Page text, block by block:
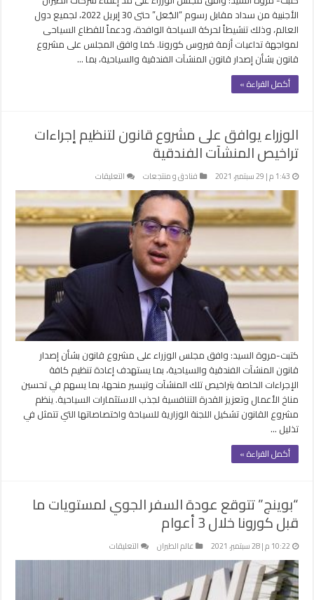
أبريل
مغلقة
الأجنبية من سداد مقابل رسوم “الجُعل” حتى 30 إبريل 2022، لجميع دول
العالم، وذلك تنشيطاً لحركة السياحة الوافدة، ودعماً للقطاع السياحى
لمواجهة تداعيات أزمة فيروس كورونا. كما وافق المجلس على مشروع
قانون بشأن إصدار قانون المنشآت الفندقية والسياحية، بما …
أكمل القراءة »
الوزراء يوافق على مشروع قانون لتنظيم إجراءات
تراخيص المنشآت الفندقية
1:43 م | 29 سبتمبر، 2021 فنادق و منتجعات التعليقات
الوزراء
يوافق
على
مشروع
إجراءات
المنشآت
كتبت-مروة السيد: وافق مجلس الوزراء على مشروع قانون بشأن إصدار
قانون المنشآت الفندقية والسياحية، بما يستهدف إعادة تنظيم كافة
الإجراءات الخاصة بتراخيص تلك المنشآت وتيسير منحها، بما يسهم في تحسين
مناخ الأعمال وتعزيز القدرة التنافسية لجذب الاستثمارات السياحية. ينظم
مشروع القانون تشكيل اللجنة الوزارية للسياحة واختصاصاتها التي تتمثل في
تذليل …
أكمل القراءة »
“بوينج” تتوقع عودة السفر الجوي لمستويات ما
قبل كورونا خلال 3 أعوام
10:22 م | 28 سبتمبر، 2021 عالم الطيران التعليقات
“بوينج”